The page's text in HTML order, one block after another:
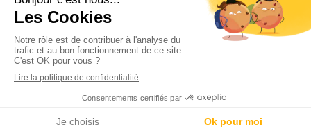
Appeler Devis gratuit
06 04pour un dépannage rapide à Saint-
Nazaire.
Demander un dépannage rapide